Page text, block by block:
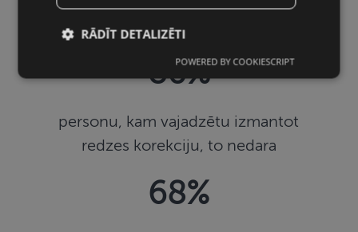
80%
personu, kam vajadzētu izmantot
redzes korekciju, to nedara
68%
RĀDĪT DETALIZĒTI
sīkdatnes
Statistikas
sīkdatnes
Mārketinga
Funkcionālās
POWERED BY COOKIESCRIPT